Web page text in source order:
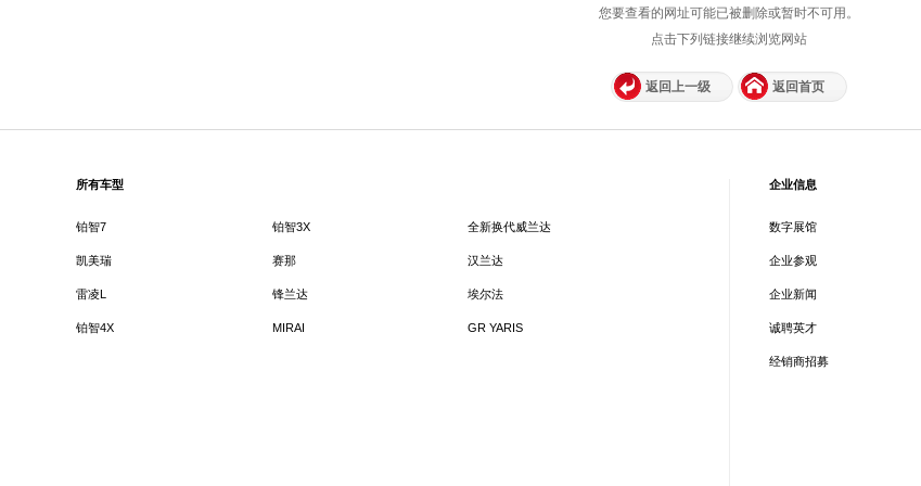
您要查看的网址可能已被删除或暂时不可用。
点击下列链接继续浏览网站
返回上一级 返回首页
所有车型
铂智7 铂智3X 全新换代威兰达
凯美瑞 赛那 汉兰达
雷凌L 锋兰达 埃尔法
铂智4X MIRAI GR YARIS
企业信息
数字展馆
企业参观
企业新闻
诚聘英才
经销商招募